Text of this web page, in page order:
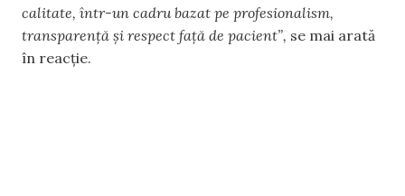
calitate, într-un cadru bazat pe profesionalism,
transparență și respect față de pacient”, se mai arată
în reacție.